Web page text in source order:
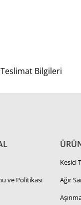
Teslimat Bilgileri
ve Politikası
Kesici
Ağır